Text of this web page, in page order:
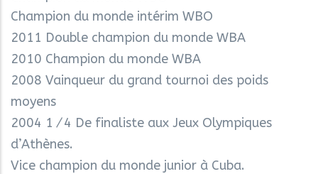
Champion du monde intérim WBO
2011 Double champion du monde WBA
2010 Champion du monde WBA
2008 Vainqueur du grand tournoi des poids
moyens
2004 1⁄4 De finaliste aux Jeux Olympiques
d’Athènes.
Vice champion du monde junior à Cuba.